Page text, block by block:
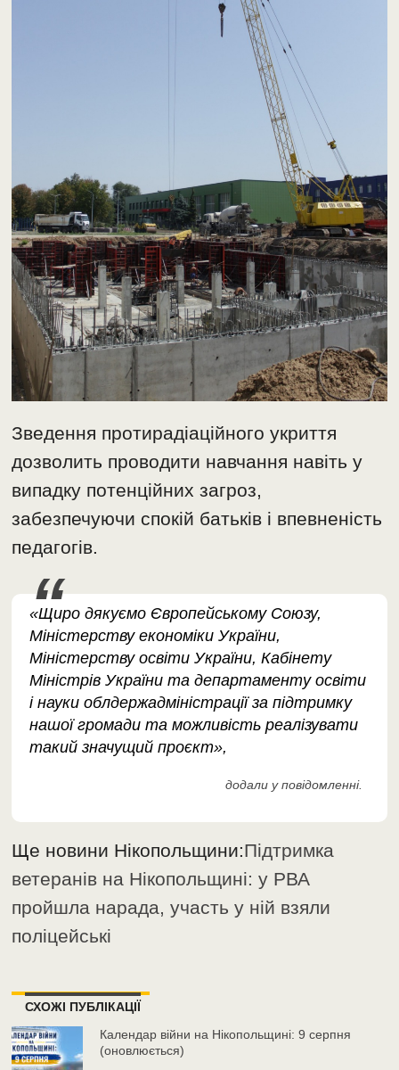
Зведення протирадіаційного укриття
дозволить проводити навчання навіть у
випадку потенційних загроз,
забезпечуючи спокій батьків і впевненість
педагогів.
«Щиро дякуємо Європейському Союзу,
Міністерству економіки України,
Міністерству освіти України, Кабінету
Міністрів України та департаменту освіти
і науки облдержадміністрації за підтримку
нашої громади та можливість реалізувати
такий значущий проєкт»,
додали у повідомленні.
Ще новини Нікопольщини:Підтримка
ветеранів на Нікопольщині: у РВА
пройшла нарада, участь у ній взяли
поліцейські
СХОЖІ ПУБЛІКАЦІЇ
Календар війни на Нікопольщині: 9 серпня
(оновлюється)